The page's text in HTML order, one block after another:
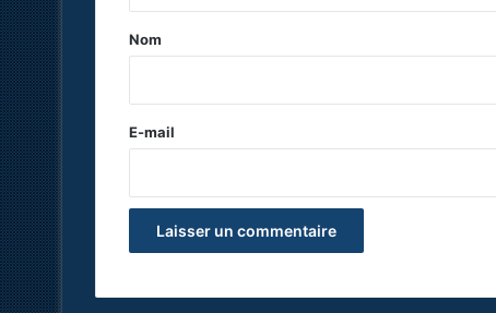
a
e
Nom
E-mail